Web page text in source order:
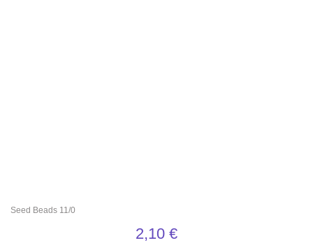
Seed Beads 11/0
2,10 €